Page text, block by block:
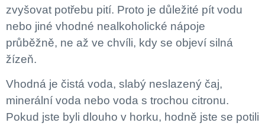
zvyšovat potřebu pití. Proto je důležité pít vodu
nebo jiné vhodné nealkoholické nápoje
průběžně, ne až ve chvíli, kdy se objeví silná
žízeň.
Vhodná je čistá voda, slabý neslazený čaj,
minerální voda nebo voda s trochou citronu.
Pokud jste byli dlouho v horku, hodně jste se potili